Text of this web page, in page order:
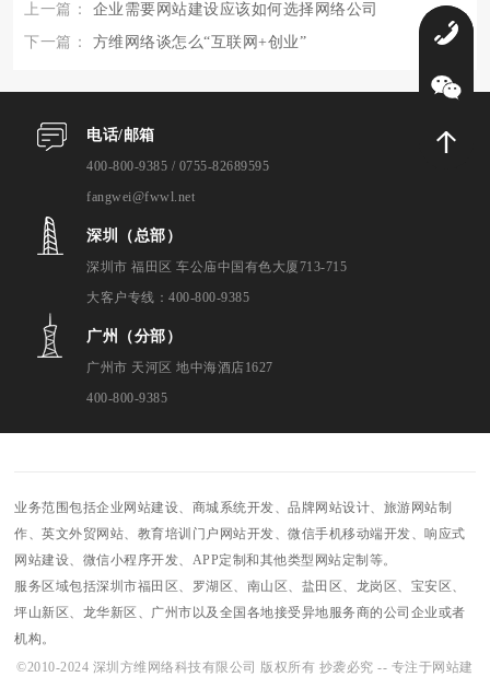
上一篇： 企业需要网站建设应该如何选择网络公司
下一篇： 方维网络谈怎么“互联网+创业”
电话/邮箱
400-800-9385 / 0755-82689595
fangwei@fwwl.net
深圳（总部）
深圳市 福田区 车公庙中国有色大厦713-715
大客户专线：400-800-9385
广州（分部）
广州市 天河区 地中海酒店1627
400-800-9385
业务范围包括企业网站建设、商城系统开发、品牌网站设计、旅游网站制
作、英文外贸网站、教育培训门户网站开发、微信手机移动端开发、响应式
网站建设、微信小程序开发、APP定制和其他类型网站定制等。
服务区域包括深圳市福田区、罗湖区、南山区、盐田区、龙岗区、宝安区、
坪山新区、龙华新区、广州市以及全国各地接受异地服务商的公司企业或者
机构。
©2010-2024 深圳方维网络科技有限公司 版权所有 抄袭必究 -- 专注于网站建